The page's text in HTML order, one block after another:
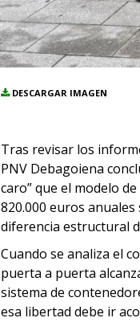
DESCARGAR IMAGEN
Tras revisar los
PNV Debagoiena
caro” que el modelo
820.000 euros
diferencia estructural
Cuando se analiza el
puerta a puerta
sistema de
esa libertad debe ir